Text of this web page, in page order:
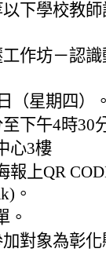
下學校教
作坊－認
（星期四）
下午4時30
心3樓
報上QR
。
。
加對象為彰